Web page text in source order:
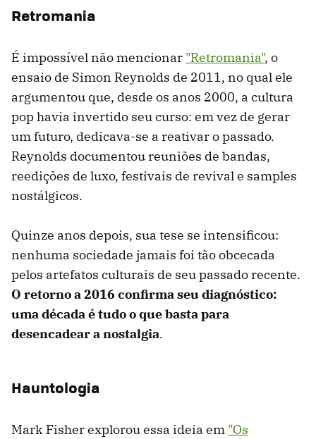
Retromania
É impossível não mencionar "Retromania", o
ensaio de Simon Reynolds de 2011, no qual ele
argumentou que, desde os anos 2000, a cultura
pop havia invertido seu curso: em vez de gerar
um futuro, dedicava-se a reativar o passado.
Reynolds documentou reuniões de bandas,
reedições de luxo, festivais de revival e samples
nostálgicos.
Quinze anos depois, sua tese se intensificou:
nenhuma sociedade jamais foi tão obcecada
pelos artefatos culturais de seu passado recente.
O retorno a 2016 confirma seu diagnóstico:
uma década é tudo o que basta para
desencadear a nostalgia.
Hauntologia
Mark Fisher explorou essa ideia em "Os